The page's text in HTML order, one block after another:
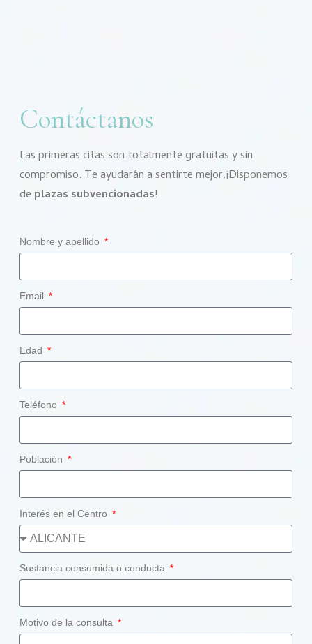
Contáctanos
Las primeras citas son totalmente gratuitas y sin
compromiso. Te ayudarán a sentirte mejor.¡Disponemos
de plazas subvencionadas!
Nombre y apellido
Email
Edad
Teléfono
Población
Interés en el Centro
Sustancia consumida o conducta
Motivo de la consulta